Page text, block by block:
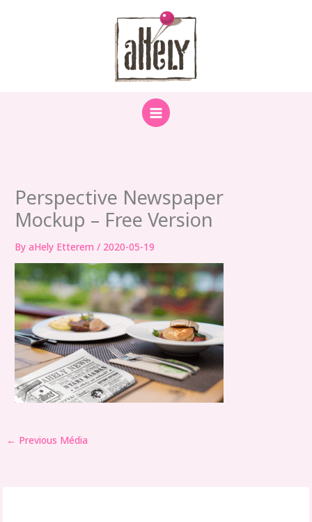
Perspective Newspaper
Mockup – Free Version
ByaHely Etterem/ 2020-05-19
← Previous Média